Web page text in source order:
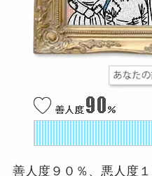
善人度９０％、悪人度